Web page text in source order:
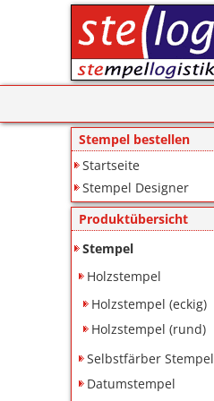
Stempel bestellen
Startseite
Stempel Designer
Produktübersicht
Stempel
Holzstempel
Holzstempel (eckig)
Holzstempel (rund)
Selbstfärber Stempel
Datumstempel